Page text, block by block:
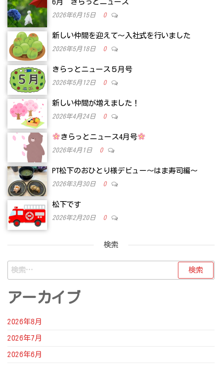
6月 きらっとニュース
2026年6月15日 0
新しい仲間を迎えて～入社式を行いました
2026年5月18日 0
きらっとニュース５月号
2026年5月12日 0
新しい仲間が増えました！
2026年4月24日 0
きらっとニュース4月号
2026年4月1日 0
PT松下のおひとり様デビュー～はま寿司編～
2026年3月30日 0
松下です
2026年2月20日 0
検索
アーカイブ
2026年8月
2026年7月
2026年6月